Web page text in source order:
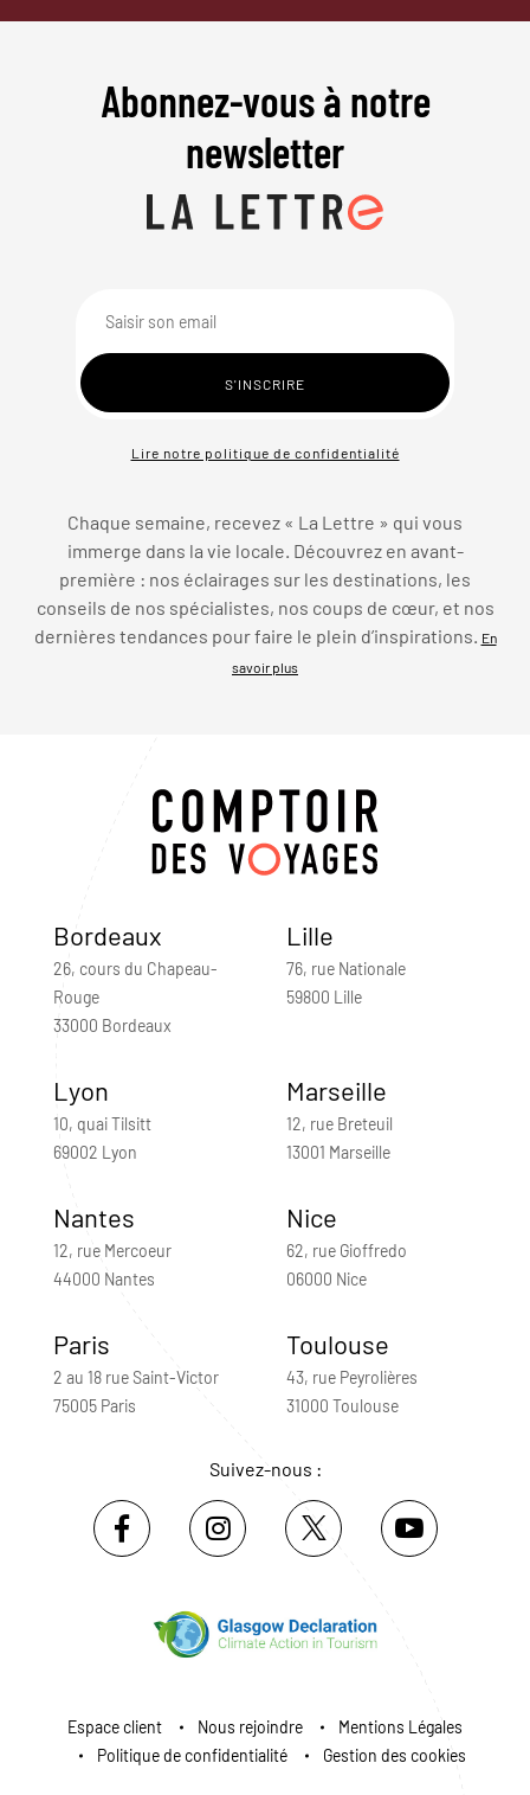
Abonnez-vous à notre
newsletter
Lire notre politique de confidentialité
Chaque semaine, recevez « La Lettre » qui vous
immerge dans la vie locale. Découvrez en avant-
première : nos éclairages sur les destinations, les
conseils de nos spécialistes, nos coups de cœur, et nos
dernières tendances pour faire le plein d’inspirations. En
savoir plus
Bordeaux
26, cours du Chapeau-
Rouge
33000 Bordeaux
Lille
76, rue Nationale
59800 Lille
Lyon
10, quai Tilsitt
69002 Lyon
Marseille
12, rue Breteuil
13001 Marseille
Nantes
12, rue Mercoeur
44000 Nantes
Nice
62, rue Gioffredo
06000 Nice
Paris
2 au 18 rue Saint-Victor
75005 Paris
Toulouse
43, rue Peyrolières
31000 Toulouse
Suivez-nous :
Espace client Nous rejoindre
Mentions Légales
Politique de confidentialité
Gestion des cookies